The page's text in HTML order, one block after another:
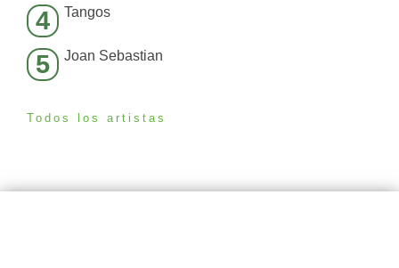
4 Tangos
5 Joan Sebastian
Todos los artistas